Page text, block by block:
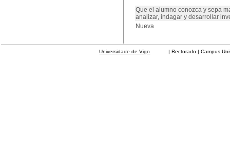
Que el alumno conozca y sepa
analizar, indagar y desarrollar
Nueva
Universidade de Vigo | Rectorado | Campus